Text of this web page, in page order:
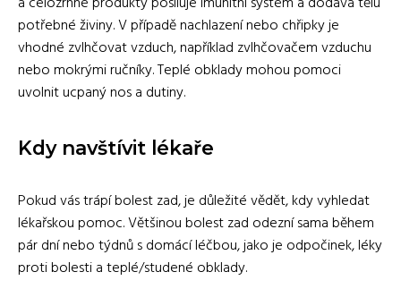
potřebné živiny. V případě nachlazení nebo chřipky je
vhodné zvlhčovat vzduch, například zvlhčovačem vzduchu
nebo mokrými ručníky. Teplé obklady mohou pomoci
uvolnit ucpaný nos a dutiny.
Kdy navštívit lékaře
Pokud vás trápí bolest zad, je důležité vědět, kdy vyhledat
lékařskou pomoc. Většinou bolest zad odezní sama během
pár dní nebo týdnů s domácí léčbou, jako je odpočinek, léky
proti bolesti a teplé/studené obklady.